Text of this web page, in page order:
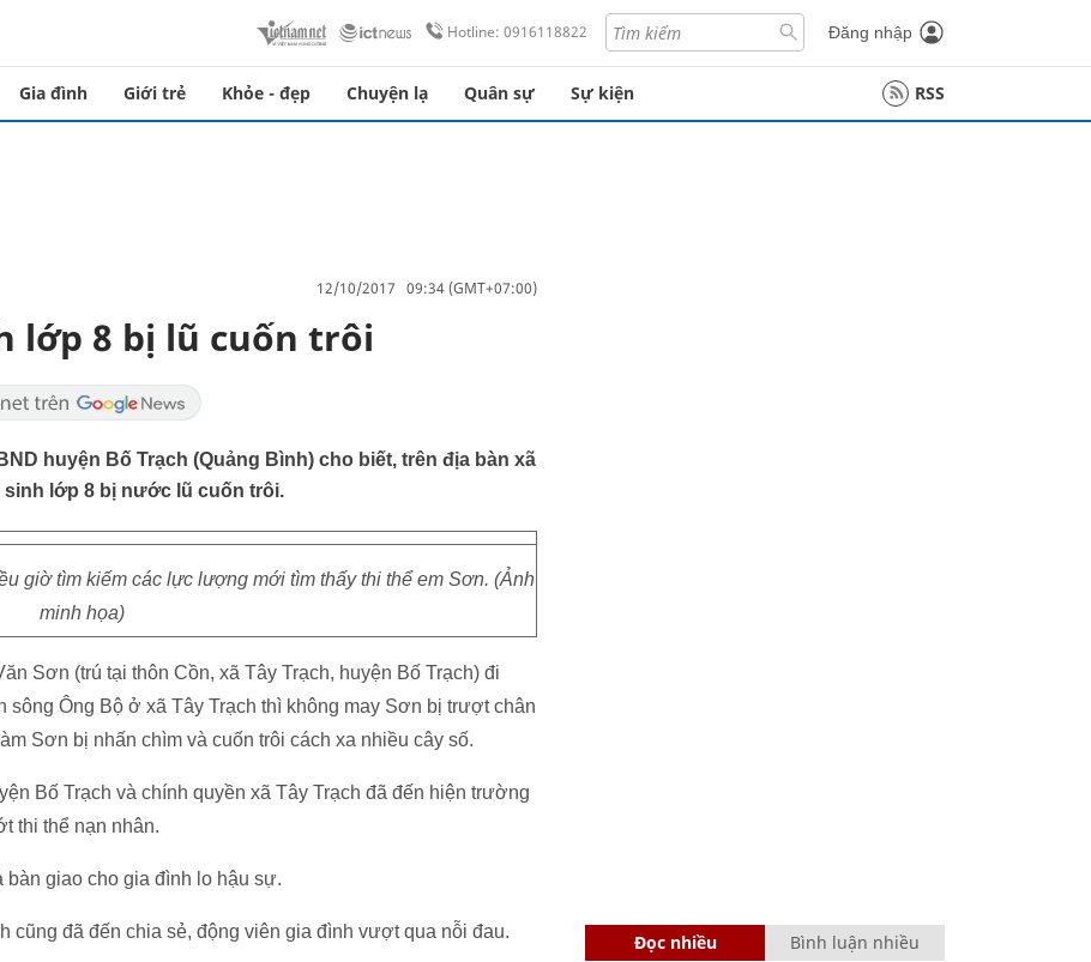
Hotline: 0916118822 Đăng nhập
Gia đình Giới trẻ Khỏe - đẹp Chuyện lạ Quân sự Sự kiện RSS
12/10/2017 09:34 (GMT+07:00)
lớp 8 bị lũ cuốn trôi
huyện Bố Trạch (Quảng Bình) cho biết, trên địa bàn xã
sinh lớp 8 bị nước lũ cuốn trôi.
giờ tìm kiếm các lực lượng mới tìm thấy thi thể em Sơn. (Ảnh
minh họa)
Sơn (trú tại thôn Cồn, xã Tây Trạch, huyện Bố Trạch) đi
Ông Bộ ở xã Tây Trạch thì không may Sơn bị trượt chân
Sơn bị nhấn chìm và cuốn trôi cách xa nhiều cây số.
Bố Trạch và chính quyền xã Tây Trạch đã đến hiện trường
thi thể nạn nhân.
giao cho gia đình lo hậu sự.
cũng đã đến chia sẻ, động viên gia đình vượt qua nỗi đau. Đọc nhiều Bình luận nhiều